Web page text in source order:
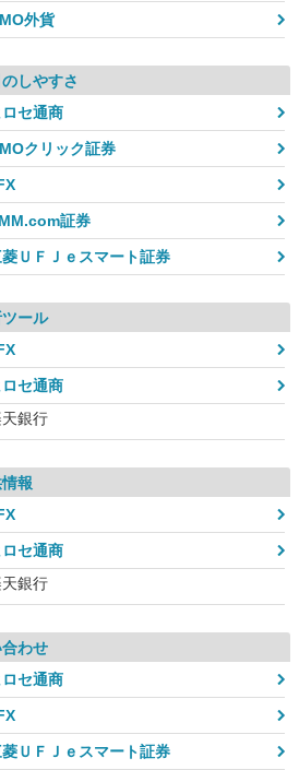
外貨
しやすさ
ロセ通商
クリック証券
証券
菱ＵＦＪｅスマート証券
ール
ロセ通商
銀行
報
ロセ通商
銀行
合わせ
ロセ通商
菱ＵＦＪｅスマート証券